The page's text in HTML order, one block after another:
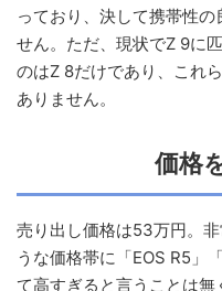
っており、決して携帯性
せん。ただ、現状でZ 9に
のはZ 8だけであり、これ
ありません。
価格
売り出し価格は53万円。
うな価格帯に「EOS R5」
て高すぎると言うことは